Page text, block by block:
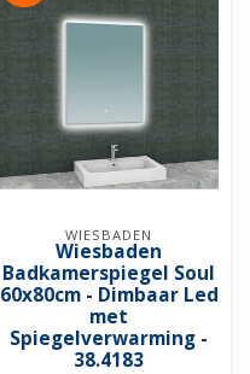
WIESBADEN
Wiesbaden
Badkamerspiegel Soul
60x80cm - Dimbaar Led
met
Spiegelverwarming -
38.4183